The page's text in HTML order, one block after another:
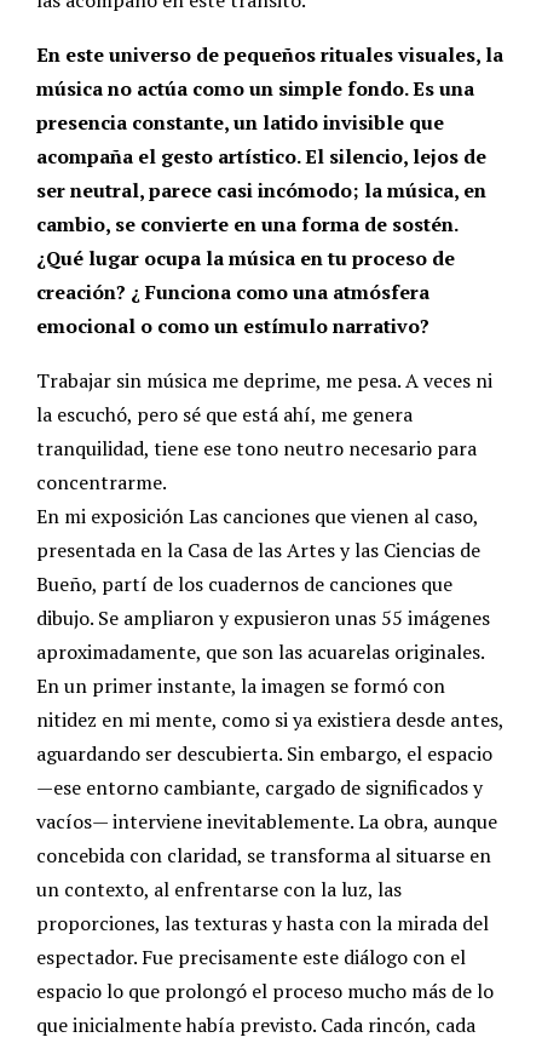
En este universo de pequeños rituales visuales, la
música no actúa como un simple fondo. Es una
presencia constante, un latido invisible que
acompaña el gesto artístico. El silencio, lejos de
ser neutral, parece casi incómodo; la música, en
cambio, se convierte en una forma de sostén.
¿Qué lugar ocupa la música en tu proceso de
creación? ¿ Funciona como una atmósfera
emocional o como un estímulo narrativo?
Trabajar sin música me deprime, me pesa. A veces ni
la escuchó, pero sé que está ahí, me genera
tranquilidad, tiene ese tono neutro necesario para
concentrarme.
En mi exposición Las canciones que vienen al caso,
presentada en la Casa de las Artes y las Ciencias de
Bueño, partí de los cuadernos de canciones que
dibujo. Se ampliaron y expusieron unas 55 imágenes
aproximadamente, que son las acuarelas originales.
En un primer instante, la imagen se formó con
nitidez en mi mente, como si ya existiera desde antes,
aguardando ser descubierta. Sin embargo, el espacio
—ese entorno cambiante, cargado de significados y
vacíos— interviene inevitablemente. La obra, aunque
concebida con claridad, se transforma al situarse en
un contexto, al enfrentarse con la luz, las
proporciones, las texturas y hasta con la mirada del
espectador. Fue precisamente este diálogo con el
espacio lo que prolongó el proceso mucho más de lo
que inicialmente había previsto. Cada rincón, cada